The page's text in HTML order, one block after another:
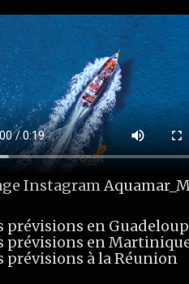
Instagram
prévisions en
prévisions en
prévisions à la Réunion